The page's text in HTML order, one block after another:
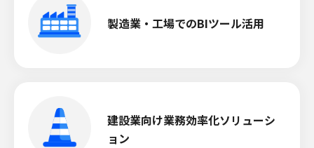
製造業・工場でのBIツール活用
建設業向け業務効率化ソリューシ
ョン